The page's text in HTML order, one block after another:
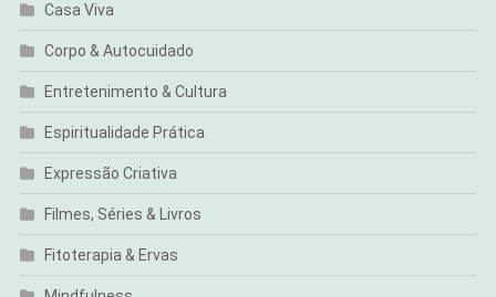
Casa Viva
Corpo & Autocuidado
Entretenimento & Cultura
Espiritualidade Prática
Expressão Criativa
Filmes, Séries & Livros
Fitoterapia & Ervas